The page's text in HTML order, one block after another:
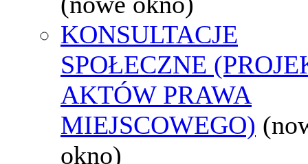
KONSULTACJE
SPOŁECZNE
AKTÓW PRAWA
MIEJSCOWEGO)
okno)